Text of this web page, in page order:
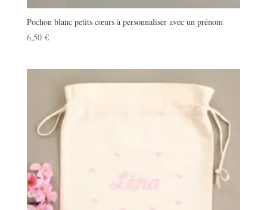
Pochon blanc petits cœurs à personnaliser avec un prénom
6,50 €